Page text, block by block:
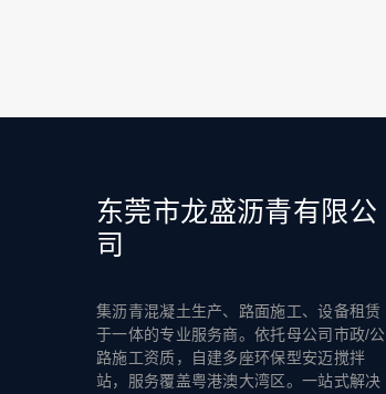
东莞市龙盛沥青有限公
司
集沥青混凝土生产、路面施工、设备租赁
于一体的专业服务商。依托母公司市政/公
路施工资质，自建多座环保型安迈搅拌
站，服务覆盖粤港澳大湾区。一站式解决